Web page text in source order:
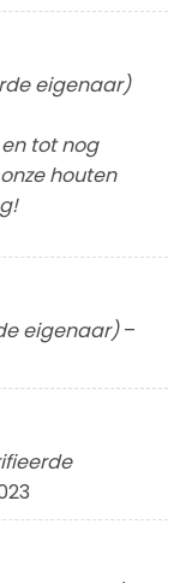
eigenaar)
tot nog
houten
eigenaar) –